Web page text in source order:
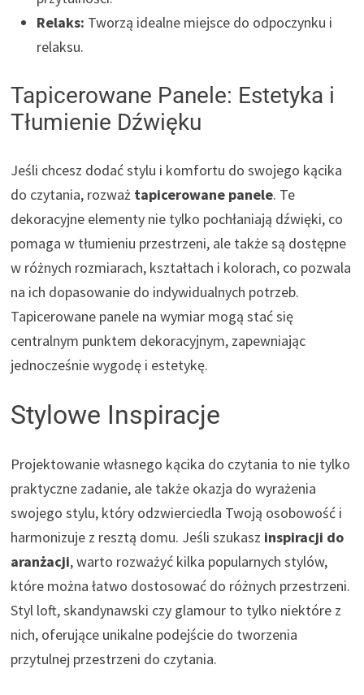
Relaks: Tworzą idealne miejsce do odpoczynku i
relaksu.
Tapicerowane Panele: Estetyka i
Tłumienie Dźwięku
Jeśli chcesz dodać stylu i komfortu do swojego kącika
do czytania, rozważ tapicerowane panele. Te
dekoracyjne elementy nie tylko pochłaniają dźwięki, co
pomaga w tłumieniu przestrzeni, ale także są dostępne
w różnych rozmiarach, kształtach i kolorach, co pozwala
na ich dopasowanie do indywidualnych potrzeb.
Tapicerowane panele na wymiar mogą stać się
centralnym punktem dekoracyjnym, zapewniając
jednocześnie wygodę i estetykę.
Stylowe Inspiracje
Projektowanie własnego kącika do czytania to nie tylko
praktyczne zadanie, ale także okazja do wyrażenia
swojego stylu, który odzwierciedla Twoją osobowość i
harmonizuje z resztą domu. Jeśli szukasz inspiracji do
aranżacji, warto rozważyć kilka popularnych stylów,
które można łatwo dostosować do różnych przestrzeni.
Styl loft, skandynawski czy glamour to tylko niektóre z
nich, oferujące unikalne podejście do tworzenia
przytulnej przestrzeni do czytania.